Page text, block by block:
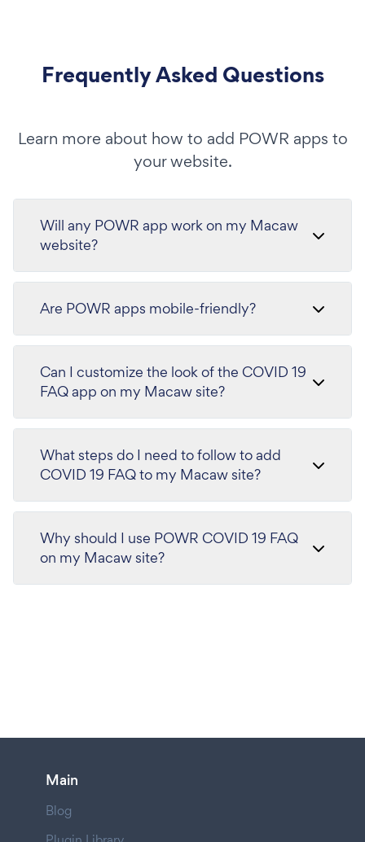
Frequently Asked Questions
Learn more about how to add POWR apps to
your website.
Will any POWR app work on my Macaw
website?
Are POWR apps mobile-friendly?
Can I customize the look of the COVID 19
FAQ app on my Macaw site?
What steps do I need to follow to add
COVID 19 FAQ to my Macaw site?
Why should I use POWR COVID 19 FAQ
on my Macaw site?
Main
Blog